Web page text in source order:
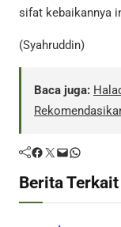
sifat kebaikannya
(Syahruddin)
Baca juga:
Facebook Twitter Mail WhatsApp
Berita Terkait